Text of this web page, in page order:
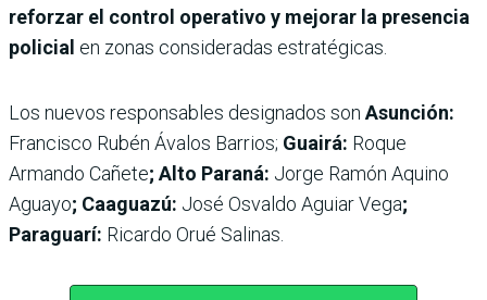
reforzar el control operativo y mejorar la presencia
policial en zonas consideradas estratégicas.
Los nuevos responsables designados son Asunción:
Francisco Rubén Ávalos Barrios; Guairá: Roque
Armando Cañete; Alto Paraná: Jorge Ramón Aquino
Aguayo; Caaguazú: José Osvaldo Aguiar Vega;
Paraguarí: Ricardo Orué Salinas.